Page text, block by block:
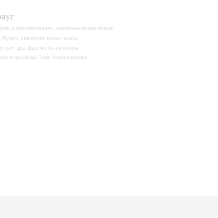
и просветление», симфоническая поэма
Жуан», симфоническая поэма
два фрагмента из оперы
проделки Тиля Уленшпигеля»